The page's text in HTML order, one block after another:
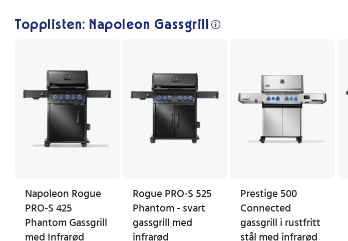
Topplisten: Napoleon Gassgrill
Napoleon Rogue
PRO-S 425
Phantom Gassgrill
med Infrarød
Rogue PRO-S 525
Phantom - svart
gassgrill med
infrarød
Prestige 500
Connected
gassgrill i rustfritt
stål med infrarød